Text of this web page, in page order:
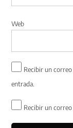
Web
Recibir un
entrada.
Recibir un